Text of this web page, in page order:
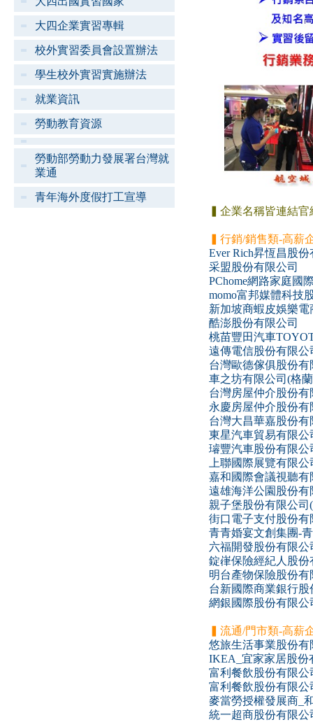
大四企業實習專輯
校外實習委員會設置辦法
學生校外實習實施辦法
就業資訊
勞動教育資源
勞動部勞動力發展署台灣就
業通
青年海外度假打工宣導
▍企業名稱皆連結
▍行銷/銷售類-高薪
Ever Rich昇恆昌股
采盟股份有限公司
PChome網路家庭國
momo富邦媒體科技
新加坡商蝦皮娛樂
酷澎股份有限公司
桃苗豐田汽車
遠傳電信股份有限公
台灣歐德傢俱股份有
車之坊有限公司(格
台灣房屋仲介股份有
永慶房屋仲介股份有
台灣大昌華嘉股份有
東星汽車貿易有限公
璿豐汽車股份有限
上聯國際展覽有限公
嘉和國際會議視聽有
遠雄海洋公園股份有
親子堡股份有限公司
街口電子支付股份有
青青婚宴文創集團-
六福開發股份有限公
錠嵂保險經紀人股份
明台產物保險股份有
台新國際商業銀行股
網銀國際股份有限公
▍流通/門市類-高薪
悠旅生活事業股份有
IKEA_宜家家居股份
富利餐飲股份有限公
富利餐飲股份有限公
麥當勞授權發展商_
統一超商股份有限公